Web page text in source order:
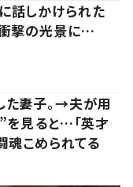
話しかけられた
衝撃の光景に…
た妻子。→夫が用
を見ると…「英才
魂こめられてる